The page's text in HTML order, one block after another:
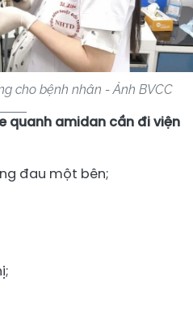
cho bệnh nhân - Ảnh BVCC
quanh amidan cần đi viện
đau một bên;